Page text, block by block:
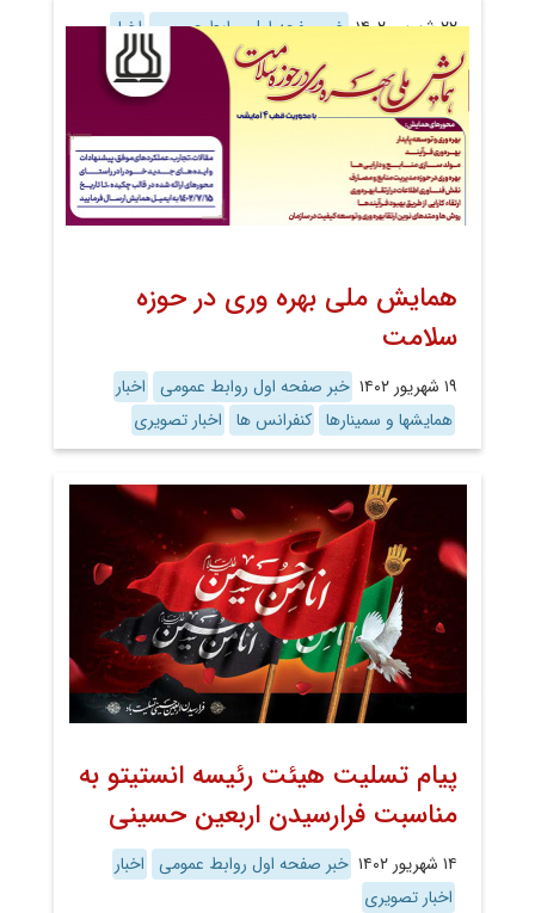
۲۲ شهریور ۱۴۰۲ خبر صفحه اول روابط عمومی اخبار
اخبار تصویری
همایش ملی بهره وری در حوزه
سلامت
۱۹ شهریور ۱۴۰۲ خبر صفحه اول روابط عمومی اخبار
همایشها و سمینارها کنفرانس ها اخبار تصویری
پیام تسلیت هیئت رئیسه انستیتو به
مناسبت فرارسیدن اربعین حسینی
۱۴ شهریور ۱۴۰۲ خبر صفحه اول روابط عمومی اخبار
اخبار تصویری